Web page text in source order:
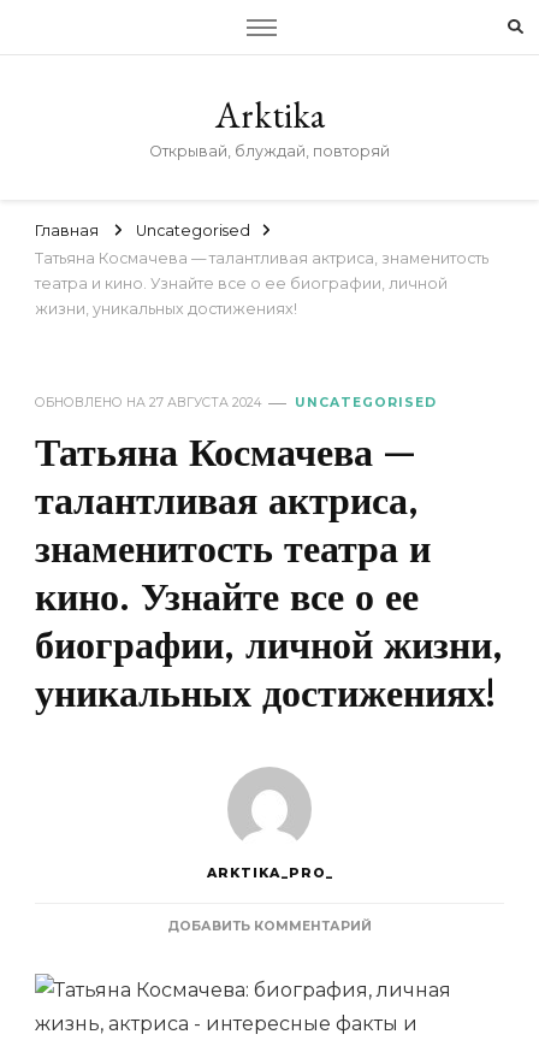
Arktika
Открывай, блуждай, повторяй
Главная
Uncategorised
Татьяна Космачева — талантливая актриса, знаменитость
театра и кино. Узнайте все о ее биографии, личной
жизни, уникальных достижениях!
ОБНОВЛЕНО НА 27 АВГУСТА 2024 UNCATEGORISED
Татьяна Космачева —
талантливая актриса,
знаменитость театра и
кино. Узнайте все о ее
биографии, личной жизни,
уникальных достижениях!
ARKTIKA_PRO_
ДОБАВИТЬ КОММЕНТАРИЙ
КОСМАЧЕВА
ТАЛАНТЛИВАЯ